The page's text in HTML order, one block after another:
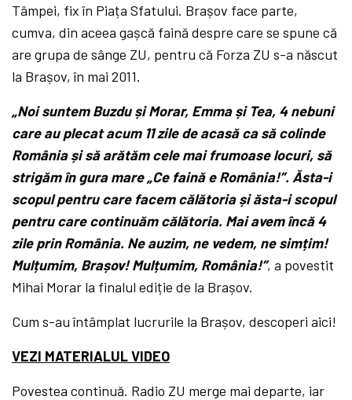
Tâmpei, fix în Piața Sfatului. Brașov face parte,
cumva, din aceea gașcă faină despre care se spune că
are grupa de sânge ZU, pentru că Forza ZU s-a născut
la Brașov, în mai 2011.
„Noi suntem Buzdu și Morar, Emma și Tea, 4 nebuni
care au plecat acum 11 zile de acasă ca să colinde
România și să arătăm cele mai frumoase locuri, să
strigăm în gura mare „Ce faină e România!”. Ăsta-i
scopul pentru care facem călătoria și ăsta-i scopul
pentru care continuăm călătoria. Mai avem încă 4
zile prin România. Ne auzim, ne vedem, ne simțim!
Mulțumim, Brașov! Mulțumim, România!”, a povestit
Mihai Morar la finalul ediție de la Brașov.
Cum s-au întâmplat lucrurile la Brașov, descoperi aici!
VEZI MATERIALUL VIDEO
Povestea continuă. Radio ZU merge mai departe, iar